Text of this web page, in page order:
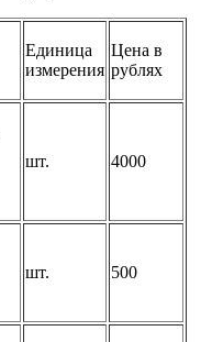
Единица
измерения
Цена в
рублях
шт. 4000
шт. 500